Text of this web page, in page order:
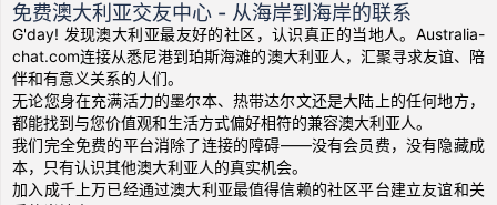
免费澳大利亚交友中心 - 从海岸到海岸的联系
G'day! 发现澳大利亚最友好的社区，认识真正的当地人。Australia-
chat.com连接从悉尼港到珀斯海滩的澳大利亚人，汇聚寻求友谊、陪
伴和有意义关系的人们。
无论您身在充满活力的墨尔本、热带达尔文还是大陆上的任何地方，
都能找到与您价值观和生活方式偏好相符的兼容澳大利亚人。
我们完全免费的平台消除了连接的障碍——没有会员费，没有隐藏成
本，只有认识其他澳大利亚人的真实机会。
加入成千上万已经通过澳大利亚最值得信赖的社区平台建立友谊和关